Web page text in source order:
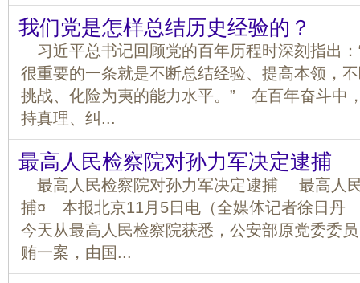
我们党是怎样总结历史经验的？
习近平总书记回顾党的百年历程时深刻指出
很重要的一条就是不断总结经验、提高本领，
挑战、化险为夷的能力水平。” 在百年奋斗中
持真理、纠...
最高人民检察院对孙力军决定逮捕
最高人民检察院对孙力军决定逮捕 最高人
捕¤ 本报北京11月5日电（全媒体记者徐日丹
今天从最高人民检察院获悉，公安部原党委委
贿一案，由国...